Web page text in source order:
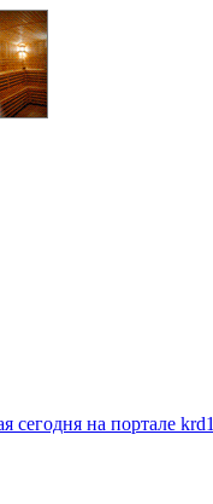
сегодня на портале krd1